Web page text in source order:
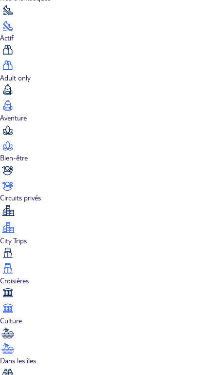
Actif
Adult only
Aventure
Bien-être
Circuits privés
City Trips
Croisières
Culture
Dans les îles